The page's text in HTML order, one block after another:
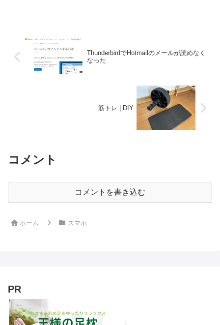
ThunderbirdでHotmailのメールが読めなく
なった
筋トレ | DIY
コメント
コメントを書き込む
ホーム スマホ
PR